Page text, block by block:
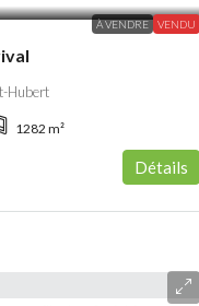
À VENDRE VENDU
Hubert
1282 m²
Détails